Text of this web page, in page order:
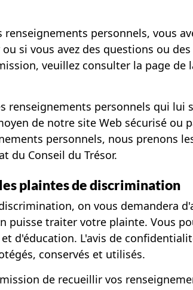
personnels, vous
si vous avez des questions ou
veuillez consulter la page de
renseignements personnels qui
de notre site Web sécurisé
personnels, nous prenons
du Conseil du Trésor.
plaintes de discrimination
on vous demandera
puisse traiter votre plainte. Vous
d'éducation. L'avis de
conservés et utilisés.
de recueillir vos